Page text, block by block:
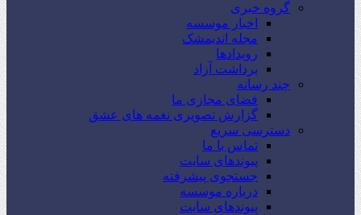
گروه خبری
اخبار موسسه
مجله اندیمشک
رویدادها
برداشت آزاد
چند رسانه
فضای مجازی ما
گزارش تصویری نغمه های عشق
دسترسی سریع
تماس با ما
پیوندهای سایت
جستجوی پیشرفته
درباره موسسه
پیوندهای سایت